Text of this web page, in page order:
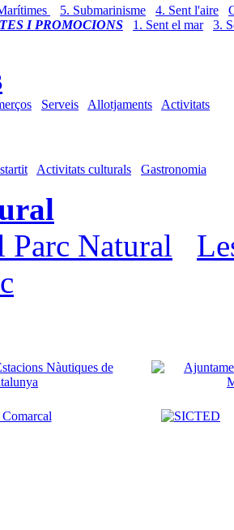
5. Submarinisme 4. Sent l'aire
I PROMOCIONS 1. Sent el mar
3.
Serveis Allotjaments Activitats
Activitats culturals Gastronomia
Natural